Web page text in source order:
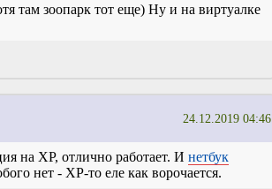
там зоопарк тот еще) Ну и на виртуалке
24.12.2019 04:46
на XP, отлично работает. И нетбук
нет - XP-то еле как ворочается.